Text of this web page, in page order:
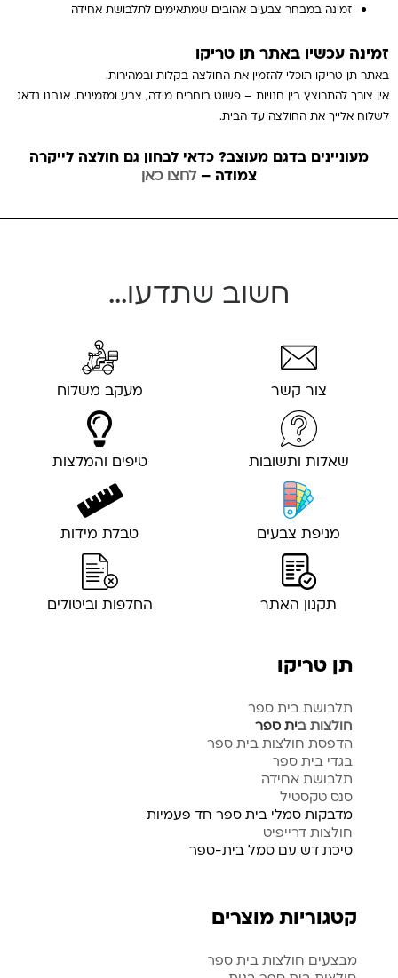
זמינה במבחר צבעים אהובים שמתאימים לתלבושת אחידה
זמינה עכשיו באתר תן טריקו
באתר תן טריקו תוכלי להזמין את החולצה בקלות ובמהירות.
אין צורך להתרוצץ בין חנויות – פשוט בוחרים מידה, צבע ומזמינים. אנחנו נדאג
לשלוח אלייך את החולצה עד הבית.
מעוניינים בדגם מעוצב? כדאי לבחון גם חולצה לייקרה
צמודה –לחצו כאן
חשוב שתדעו...
צור קשר מעקב משלוח
שאלות ותשובות טיפים והמלצות
מניפת צבעים טבלת מידות
תקנון האתר החלפות וביטולים
תן טריקו
תלבושת בית ספר
חולצות בית ספר
הדפסת חולצות בית ספר
בגדי בית ספר
תלבושת אחידה
סנס טקסטיל
מדבקות סמלי בית ספר חד פעמיות
חולצות דרייפיט
סיכת דש עם סמל בית-ספר
קטגוריות מוצרים
מבצעים חולצות בית ספר